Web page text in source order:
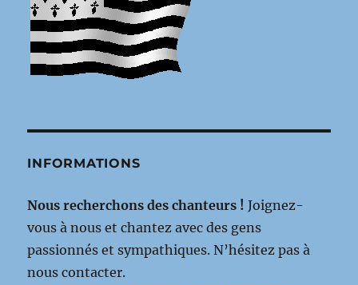
INFORMATIONS
Nous recherchons des chanteurs ! Joignez-
vous à nous et chantez avec des gens
passionnés et sympathiques. N’hésitez pas à
nous contacter.